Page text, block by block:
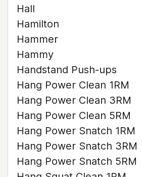
Hall
Hamilton
Hammer
Hammy
Handstand Push-ups
Hang Power Clean 1RM
Hang Power Clean 3RM
Hang Power Clean 5RM
Hang Power Snatch 1RM
Hang Power Snatch 3RM
Hang Power Snatch 5RM